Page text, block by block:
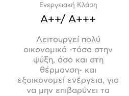
Ενεργειακή Κλάση
Α++/ Α+++
Λειτουργεί πολύ
οικονομικά -τόσο στην
ψύξη, όσο και στη
θέρμανση- και
εξοικονομεί ενέργεια, για
να μην επιβαρύνει τα